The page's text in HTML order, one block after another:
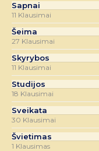
Sapnai
11 Klausimai
Šeima
27 Klausimai
Skyrybos
11 Klausimai
Studijos
18 Klausimai
Sveikata
30 Klausimai
Švietimas
1 Klausimas